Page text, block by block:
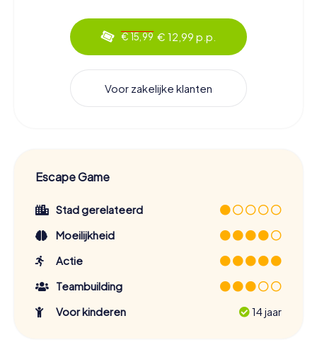
€ 15,99 € 12,99 p.p.
Voor zakelijke klanten
Escape Game
Stad gerelateerd
Moeilijkheid
Actie
Teambuilding
Voor kinderen
14 jaar